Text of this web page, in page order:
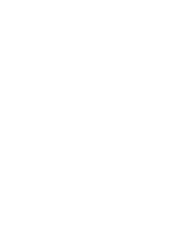
coronavirus du